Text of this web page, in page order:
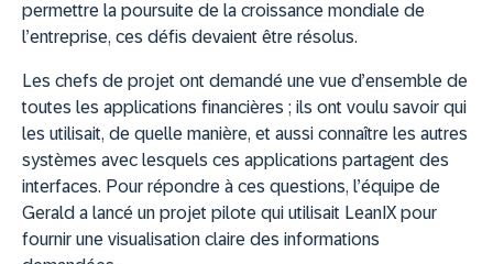
permettre la poursuite de la croissance mondiale de
l’entreprise, ces défis devaient être résolus.
Les chefs de projet ont demandé une vue d’ensemble de
toutes les applications financières ; ils ont voulu savoir qui
les utilisait, de quelle manière, et aussi connaître les autres
systèmes avec lesquels ces applications partagent des
interfaces. Pour répondre à ces questions, l’équipe de
Gerald a lancé un projet pilote qui utilisait LeanIX pour
fournir une visualisation claire des informations